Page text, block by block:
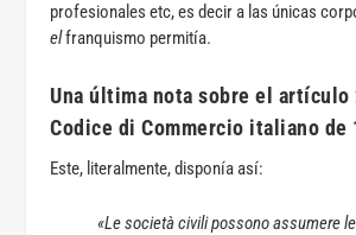
profesionales etc, es decir a las únicas
elfranquismo permitía.
Una última nota sobre el artículo
Codice di Commercio italiano de
Este, literalmente, disponía así:
«Le società civili possono assumere